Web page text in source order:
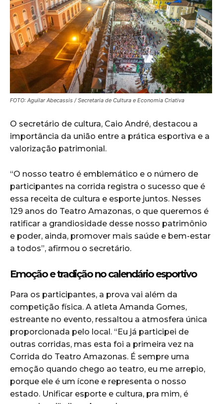
FOTO: Aguilar Abecassis / Secretaria de Cultura e Economia Criativa
O secretário de cultura, Caio André, destacou a
importância da união entre a prática esportiva e a
valorização patrimonial.
“O nosso teatro é emblemático e o número de
participantes na corrida registra o sucesso que é
essa receita de cultura e esporte juntos. Nesses
129 anos do Teatro Amazonas, o que queremos é
ratificar a grandiosidade desse nosso patrimônio
e poder, ainda, promover mais saúde e bem-estar
a todos”, afirmou o secretário.
Emoção e tradição no calendário esportivo
Para os participantes, a prova vai além da
competição física. A atleta Amanda Gomes,
estreante no evento, ressaltou a atmosfera única
proporcionada pelo local. “Eu já participei de
outras corridas, mas esta foi a primeira vez na
Corrida do Teatro Amazonas. É sempre uma
emoção quando chego ao teatro, eu me arrepio,
porque ele é um ícone e representa o nosso
estado. Unificar esporte e cultura, pra mim, é